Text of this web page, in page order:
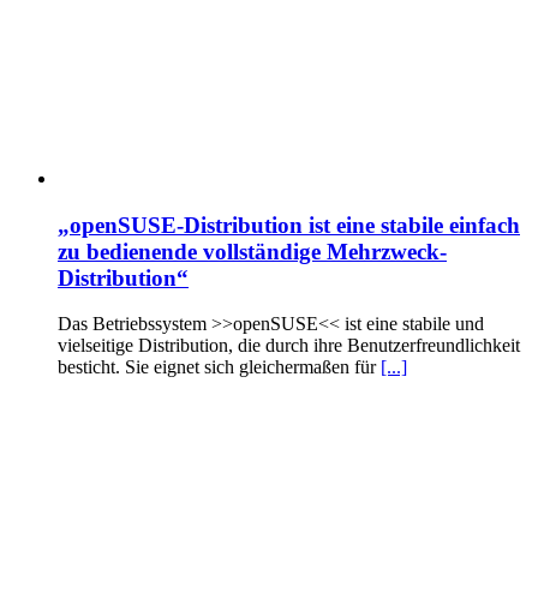
„openSUSE-Distribution ist eine stabile einfach
zu bedienende vollständige Mehrzweck-
Distribution“
Das Betriebssystem >>openSUSE<< ist eine stabile und
vielseitige Distribution, die durch ihre Benutzerfreundlichkeit
besticht. Sie eignet sich gleichermaßen für [...]